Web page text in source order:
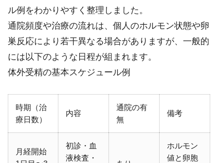
ル例をわかりやすく整理しました。
通院頻度や治療の流れは、個人のホルモン状態や卵
巣反応により若干異なる場合がありますが、一般的
には以下のような日程が組まれます。
体外受精の基本スケジュール例
時期（治
療日数）
内容
通院の有
無
備考
月経開始
初診・血
液検査・
ホルモン
値と卵胞